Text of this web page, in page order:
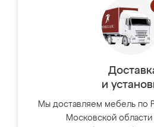
и
Мы доставляем мебель по
Московской области